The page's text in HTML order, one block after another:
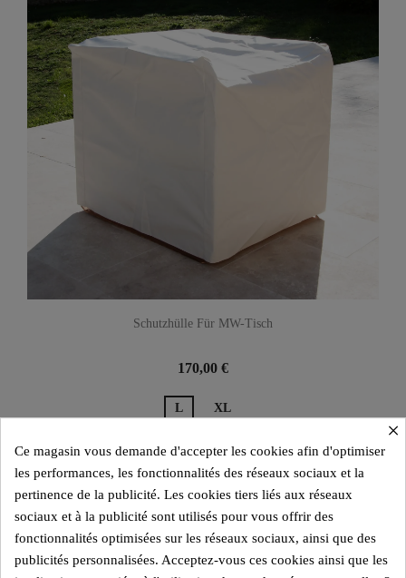
Schutzhülle Für MW-Tisch
170,00 €
L XL
×
Ce magasin vous demande d'accepter les cookies afin d'optimiser
les performances, les fonctionnalités des réseaux sociaux et la
pertinence de la publicité. Les cookies tiers liés aux réseaux
sociaux et à la publicité sont utilisés pour vous offrir des
fonctionnalités optimisées sur les réseaux sociaux, ainsi que des
publicités personnalisées. Acceptez-vous ces cookies ainsi que les